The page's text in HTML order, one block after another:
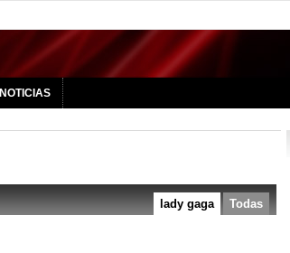
NOTICIAS
Todas
lady gaga